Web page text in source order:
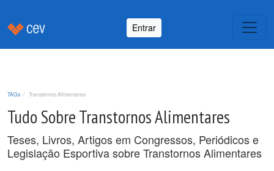
Entrar
TAGs Transtornos Alimentares
Tudo Sobre Transtornos Alimentares
Teses, Livros, Artigos em Congressos, Periódicos e
Legislação Esportiva sobre Transtornos Alimentares